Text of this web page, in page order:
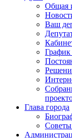
Общая
Ваш
График
Глава города
Советы